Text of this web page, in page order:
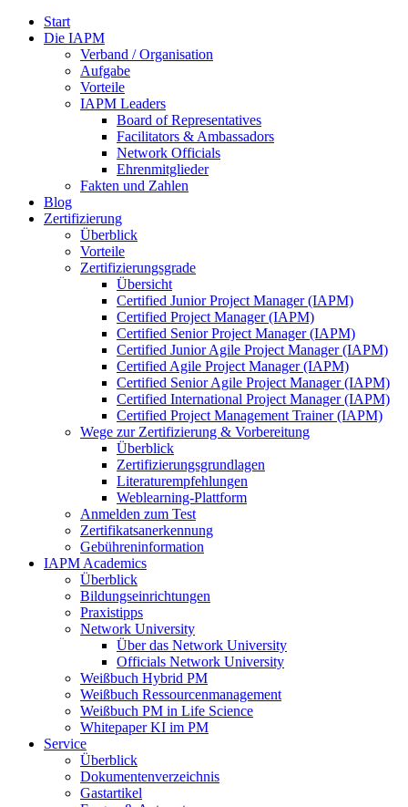
Start
Die IAPM
Verband / Organisation
Aufgabe
Vorteile
IAPM Leaders
Board of Representatives
Facilitators & Ambassadors
Network Officials
Ehrenmitglieder
Fakten und Zahlen
Blog
Zertifizierung
Überblick
Vorteile
Zertifizierungsgrade
Übersicht
Certified Junior Project Manager (IAPM)
Certified Project Manager (IAPM)
Certified Senior Project Manager (IAPM)
Certified Junior Agile Project Manager (IAPM)
Certified Agile Project Manager (IAPM)
Certified Senior Agile Project Manager (IAPM)
Certified International Project Manager (IAPM)
Certified Project Management Trainer (IAPM)
Wege zur Zertifizierung & Vorbereitung
Überblick
Zertifizierungsgrundlagen
Literaturempfehlungen
Weblearning-Plattform
Anmelden zum Test
Zertifikatsanerkennung
Gebühreninformation
IAPM Academics
Überblick
Bildungseinrichtungen
Praxistipps
Network University
Über das Network University
Officials Network University
Weißbuch Hybrid PM
Weißbuch Ressourcenmanagement
Weißbuch PM in Life Science
Whitepaper KI im PM
Service
Überblick
Dokumentenverzeichnis
Gastartikel